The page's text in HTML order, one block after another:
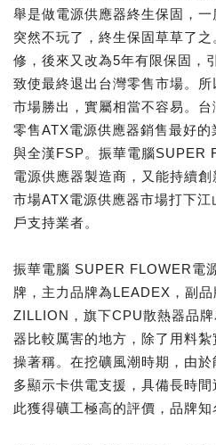
舉是做電源供應器終生保固，
突然不玩了，終生保固草草了
修，後來又改為5年有限保固，
致使最終退出台灣零售市場。
市場勝出，實屬相當不容易。
零售ATX電源供應器銷售最好
與全漢FSP。振華電腦SUPER
電源供應器製造商，又能持續
市場ATX電源供應器市場打下
戶支持業者。
振華電腦 SUPER FLOWER電
牌，主力品牌為LEADEX，副品
ZILLION，旗下CPU散熱器品
器比較厲害的地方，除了用料
操著稱。在挖礦風潮時期，由
多顯示卡供電支援，具備長時
此獲得礦工極高的評價，品牌知